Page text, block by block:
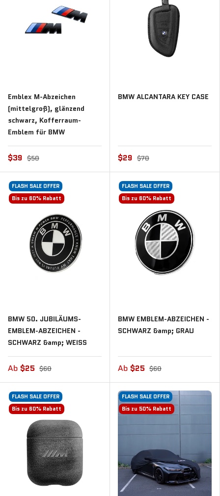
Emblex M-Abzeichen
(mittelgroß), glänzend
schwarz, Kofferraum-
Emblem für BMW
$39 $50
BMW ALCANTARA KEY CASE
$29 $70
FLASH SALE OFFER
Bis zu 60% Rabatt
BMW 50. JUBILÄUMS-
EMBLEM-ABZEICHEN -
SCHWARZ &amp; WEISS
Ab $25 $60
FLASH SALE OFFER
Bis zu 60% Rabatt
BMW EMBLEM-ABZEICHEN -
SCHWARZ &amp; GRAU
Ab $25 $60
FLASH SALE OFFER
Bis zu 60% Rabatt
FLASH SALE OFFER
Bis zu 50% Rabatt